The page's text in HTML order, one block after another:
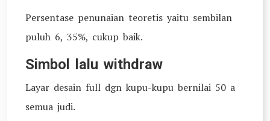
Persentase penunaian teoretis yaitu sembilan
puluh 6, 35%, cukup baik.
Simbol lalu withdraw
Layar desain full dgn kupu-kupu bernilai 50 a
semua judi.